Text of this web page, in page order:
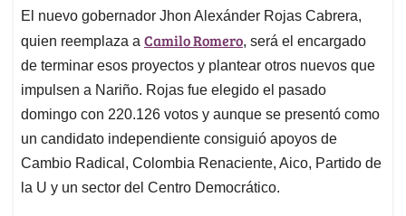
El nuevo gobernador Jhon Alexánder Rojas Cabrera,
quien reemplaza a Camilo Romero, será el encargado
de terminar esos proyectos y plantear otros nuevos que
impulsen a Nariño. Rojas fue elegido el pasado
domingo con 220.126 votos y aunque se presentó como
un candidato independiente consiguió apoyos de
Cambio Radical, Colombia Renaciente, Aico, Partido de
la U y un sector del Centro Democrático.